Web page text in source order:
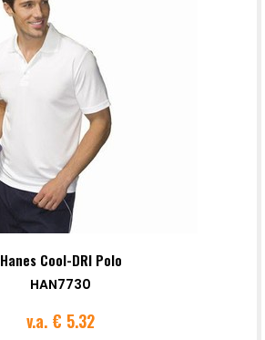
Hanes Cool-DRI Polo
HAN7730
v.a. € 5.32